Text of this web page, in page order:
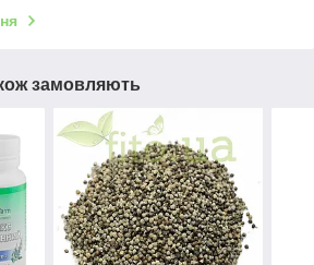
замовляють